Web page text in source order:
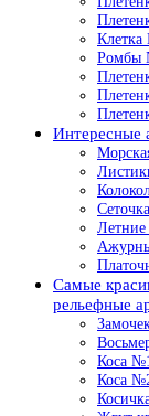
Ромбы
Интересные
Самые
рельефные
Коса
Коса